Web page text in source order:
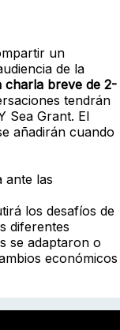
un
de la
charla breve de 2-
tendrán
Sea Grant. El
añadirán cuando
ante las
los desafíos de
diferentes
se adaptaron o
económicos